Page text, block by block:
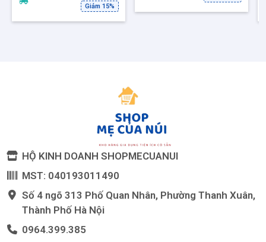
Giảm 15%
HỘ KINH DOANH SHOPMECUANUI
MST: 040193011490
Số 4 ngõ 313 Phố Quan Nhân, Phường Thanh Xuân,
Thành Phố Hà Nội
0964.399.385